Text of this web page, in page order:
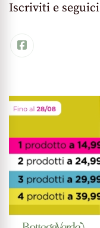
Iscriviti e seguici